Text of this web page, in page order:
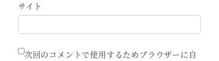
サイト
次回のコメントで使用するためブラウザーに自